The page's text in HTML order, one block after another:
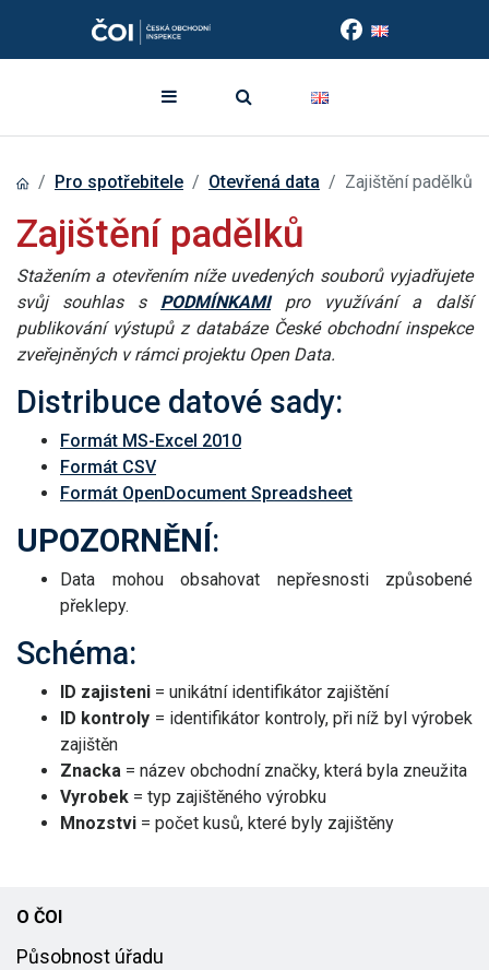
Pro spotřebitele Otevřená data Zajištění padělků
Zajištění padělků
Stažením a otevřením níže uvedených souborů vyjadřujete
svůj souhlas s
PODMÍNKAMI
pro využívání a další
publikování výstupů z databáze České obchodní inspekce
zveřejněných v rámci projektu Open Data.
Distribuce datové sady:
Formát MS-Excel 2010
Formát CSV
Formát OpenDocument Spreadsheet
UPOZORNĚNÍ:
Data mohou obsahovat nepřesnosti způsobené
překlepy.
Schéma:
ID zajisteni = unikátní identifikátor zajištění
ID kontroly = identifikátor kontroly, při níž byl výrobek
zajištěn
Znacka = název obchodní značky, která byla zneužita
Vyrobek = typ zajištěného výrobku
Mnozstvi = počet kusů, které byly zajištěny
O ČOI
Působnost úřadu